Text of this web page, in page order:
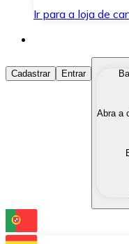
Ir para a loja de
Comprar
Compre as
Converta suas
Troque uma
Cadastrar Entrar
Abra a